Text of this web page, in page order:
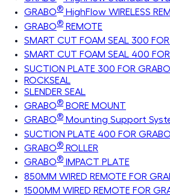
GRABO® HighFlow WIRELESS
GRABO® REMOTE
SMART CUT FOAM SEAL 300
SMART CUT FOAM SEAL 400
SUCTION PLATE 300 FOR GRABO
ROCKSEAL
SLENDER SEAL
GRABO® BORE MOUNT
GRABO® Mounting Support
SUCTION PLATE 400 FOR GRABO
GRABO® ROLLER
GRABO® IMPACT PLATE
850MM WIRED REMOTE FOR
1500MM WIRED REMOTE FOR